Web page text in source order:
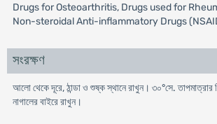
Drugs for Osteoarthritis, Drugs used for
Non-steroidal Anti-inflammatory Drugs
সংরক্ষণ
আলো থেকে দূরে, ঠান্ডা ও শুষ্ক স্থানে রাখুন। ৩০°সে. তাপমাত্রার
নাগালের বাইরে রাখুন।